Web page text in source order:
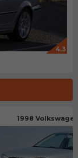
4.3
1998